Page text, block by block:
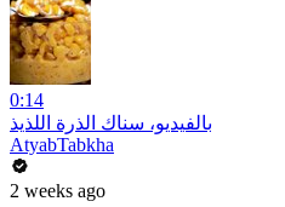
0:14
بالفيديو، سناك الذرة اللذيذ
AtyabTabkha
2 weeks ago